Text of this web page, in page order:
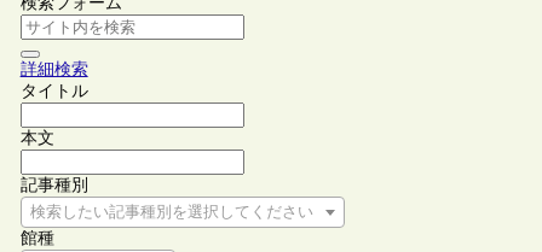
詳細検索
タイトル
本文
記事種別
検索したい記事種別を選択してください
館種